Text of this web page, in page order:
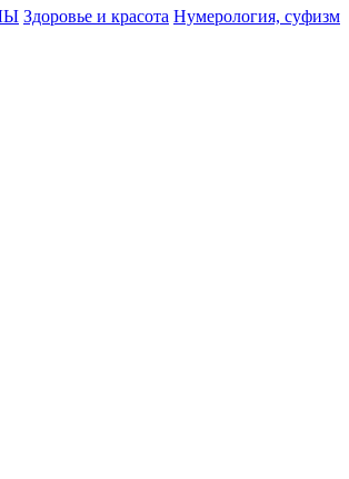
Здоровье и красота Нумерология, суфизм